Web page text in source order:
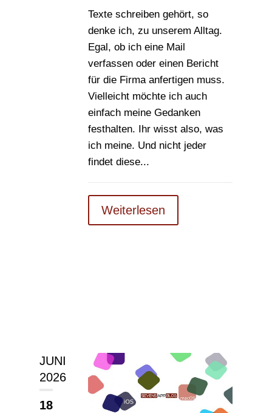
Texte schreiben gehört, so
denke ich, zu unserem Alltag.
Egal, ob ich eine Mail
verfassen oder einen Bericht
für die Firma anfertigen muss.
Vielleicht möchte ich auch
einfach meine Gedanken
festhalten. Ihr wisst also, was
ich meine. Und nicht jeder
findet diese...
Weiterlesen
JUNI
2026
18